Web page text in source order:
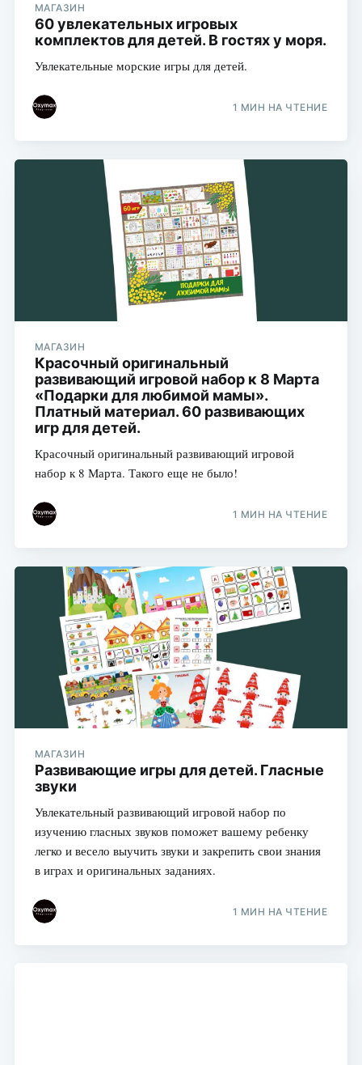
МАГАЗИН
60 увлекательных игровых
комплектов для детей. В гостях у моря.
Увлекательные морские игры для детей.
1 МИН НА ЧТЕНИЕ
МАГАЗИН
Красочный оригинальный
развивающий игровой набор к 8 Марта
«Подарки для любимой мамы».
Платный материал. 60 развивающих
игр для детей.
Красочный оригинальный развивающий игровой
набор к 8 Марта. Такого еще не было!
1 МИН НА ЧТЕНИЕ
МАГАЗИН
Развивающие игры для детей. Гласные
звуки
Увлекательный развивающий игровой набор по
изучению гласных звуков поможет вашему ребенку
легко и весело выучить звуки и закрепить свои знания
в играх и оригинальных заданиях.
1 МИН НА ЧТЕНИЕ